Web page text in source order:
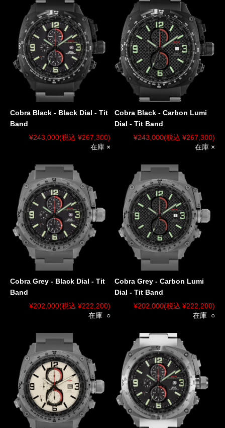
Cobra Black - Black Dial - Tit
Band
¥243,000(税込 ¥267,300)
在庫 ×
Cobra Black - Carbon Lumi
Dial - Tit Band
¥243,000(税込 ¥267,300)
在庫 ×
Cobra Grey - Black Dial - Tit
Band
¥202,000(税込 ¥222,200)
在庫 ○
Cobra Grey - Carbon Lumi
Dial - Tit Band
¥202,000(税込 ¥222,200)
在庫 ○